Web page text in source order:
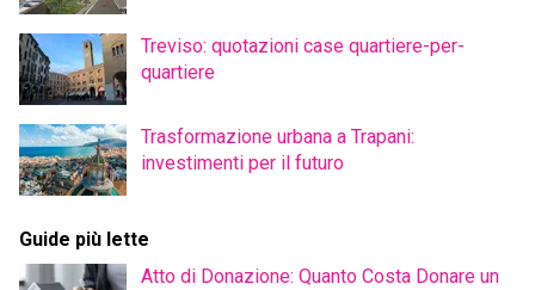
Treviso: quotazioni case quartiere-per-
quartiere
Trasformazione urbana a Trapani:
investimenti per il futuro
Guide più lette
Atto di Donazione: Quanto Costa Donare un